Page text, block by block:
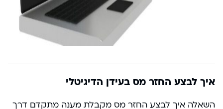
איך לבצע החזר מס בעידן הדיגיטלי
השאלה איך לבצע החזר מס מקבלת מענה מתקדם דרך